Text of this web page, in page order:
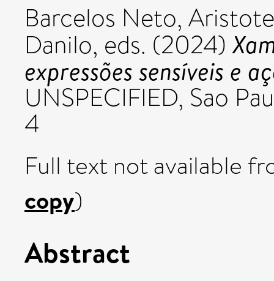
Barcelos Neto,
Danilo, eds. (2024)
expressões sensíveis e
UNSPECIFIED, Sao
4
Full text not available
copy)
Abstract